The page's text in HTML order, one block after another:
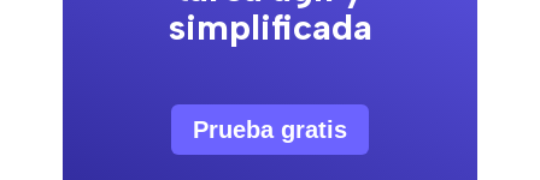
simplificada
Prueba gratis